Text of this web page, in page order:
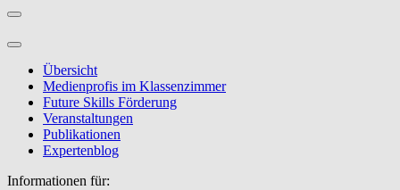
Übersicht
Medienprofis im Klassenzimmer
Future Skills Förderung
Veranstaltungen
Publikationen
Expertenblog
Informationen für: